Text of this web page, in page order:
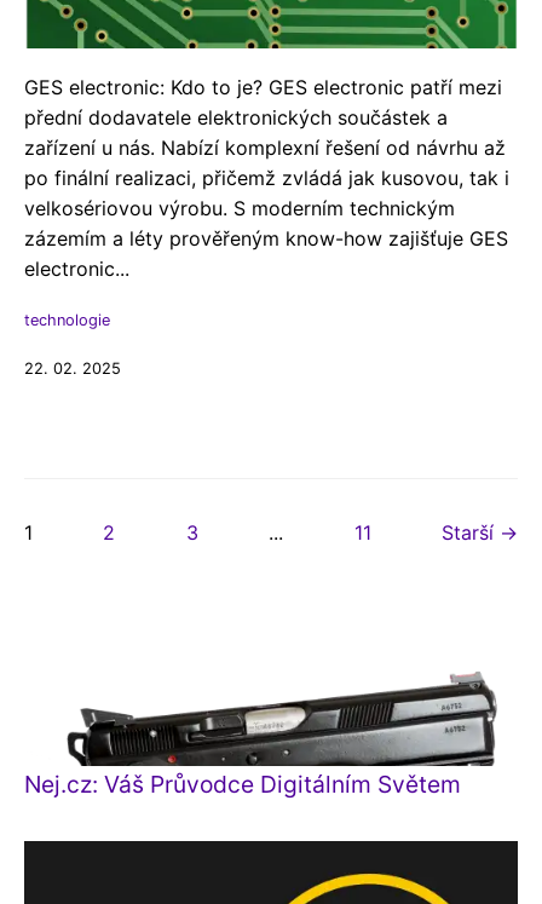
GES electronic: Kdo to je? GES electronic patří mezi
přední dodavatele elektronických součástek a
zařízení u nás. Nabízí komplexní řešení od návrhu až
po finální realizaci, přičemž zvládá jak kusovou, tak i
velkosériovou výrobu. S moderním technickým
zázemím a léty prověřeným know-how zajišťuje GES
electronic...
technologie
22. 02. 2025
1 2 3 ... 11 Starší →
Nej.cz: Váš Průvodce Digitálním Světem